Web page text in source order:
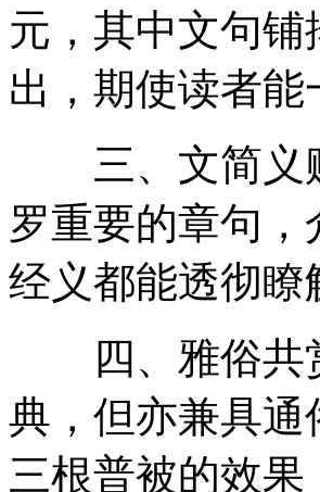
元，其中文句
出，期使读者
三、文简义赅
罗重要的章句
经义都能透彻
四、雅俗共赏
典，但亦兼具
三根普被的效